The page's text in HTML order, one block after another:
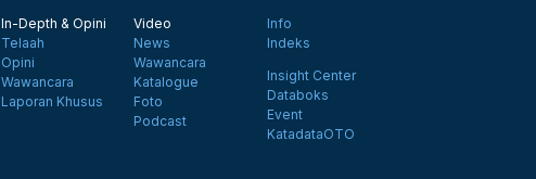
In-Depth & Opini
Telaah
Opini
Wawancara
Laporan Khusus
Video
News
Wawancara
Katalogue
Foto
Podcast
Info
Indeks
Insight Center
Databoks
Event
KatadataOTO